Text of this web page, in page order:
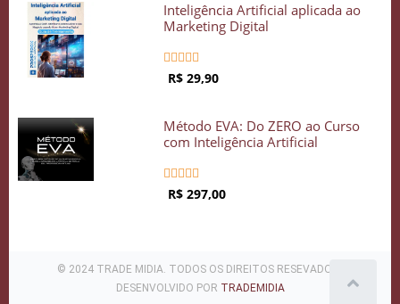
Inteligência Artificial aplicada ao
Marketing Digital
    
R$ 29,90
Método EVA: Do ZERO ao Curso
com Inteligência Artificial
    
R$ 297,00
© 2024 TRADE MIDIA. TODOS OS DIREITOS RESEVADOS .
DESENVOLVIDO POR TRADEMIDIA